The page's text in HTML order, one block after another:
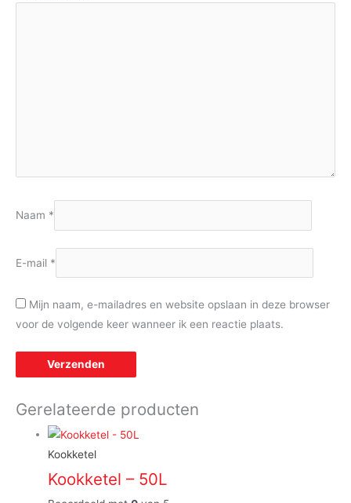
Naam *
E-mail *
Mijn naam, e-mailadres en website opslaan in deze browser
voor de volgende keer wanneer ik een reactie plaats.
Gerelateerde producten
Kookketel
Kookketel – 50L